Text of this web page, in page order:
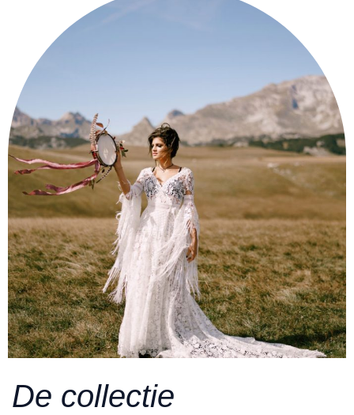
De collectie